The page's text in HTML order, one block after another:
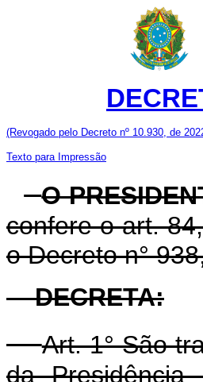
(Revogado pelo Decreto nº 10.930, de
Texto para Impressão
O
confere o art.
o Decreto n°
DECRETA:
Art. 1° São
da